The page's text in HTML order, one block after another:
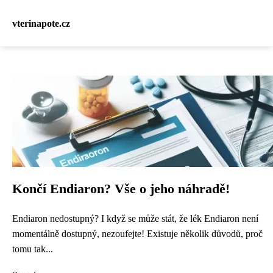
vterinapote.cz
Končí Endiaron? Vše o jeho náhradě!
Endiaron nedostupný? I když se může stát, že lék Endiaron není
momentálně dostupný, nezoufejte! Existuje několik důvodů, proč
tomu tak...